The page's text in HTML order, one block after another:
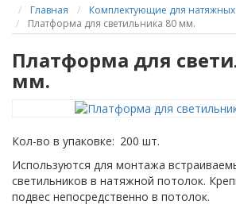
Главная
Комплектующие для натяжных
Платформа для светильника 80 мм.
Платформа для
мм.
Кол-во в упаковке: 200 шт.
Используются для монтажа
светильников в натяжной потолок.
подвес непосредственно в потолок.